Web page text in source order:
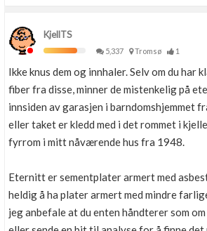
KjellTS
5,337
Tromsø 1
Ikke knus dem og innhaler. Selv om du har
fiber fra disse, minner de mistenkelig på
innsiden av garasjen i barndomshjemmet
eller taket er kledd med i det rommet i
fyrrom i mitt nåværende hus fra 1948.
Eternitt er sementplater armert med
heldig å ha plater armert med mindre
jeg anbefale at du enten håndterer som